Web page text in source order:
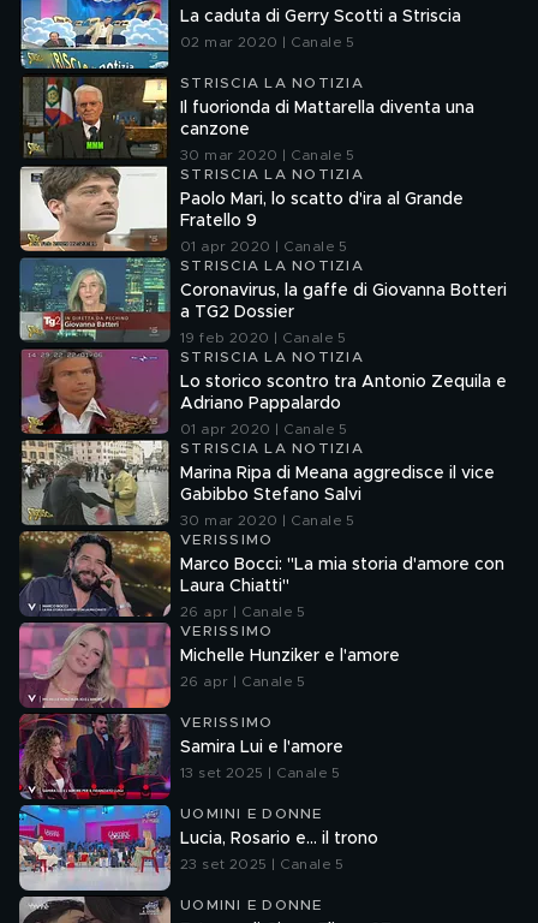
La caduta di Gerry Scotti a Striscia
02 mar 2020 | Canale 5
STRISCIA LA NOTIZIA
Il fuorionda di Mattarella diventa una
canzone
30 mar 2020 | Canale 5
STRISCIA LA NOTIZIA
Paolo Mari, lo scatto d'ira al Grande
Fratello 9
01 apr 2020 | Canale 5
STRISCIA LA NOTIZIA
Coronavirus, la gaffe di Giovanna Botteri
a TG2 Dossier
19 feb 2020 | Canale 5
STRISCIA LA NOTIZIA
Lo storico scontro tra Antonio Zequila e
Adriano Pappalardo
01 apr 2020 | Canale 5
STRISCIA LA NOTIZIA
Marina Ripa di Meana aggredisce il vice
Gabibbo Stefano Salvi
30 mar 2020 | Canale 5
VERISSIMO
Marco Bocci: "La mia storia d'amore con
Laura Chiatti"
26 apr | Canale 5
VERISSIMO
Michelle Hunziker e l'amore
26 apr | Canale 5
VERISSIMO
Samira Lui e l'amore
13 set 2025 | Canale 5
UOMINI E DONNE
Lucia, Rosario e... il trono
23 set 2025 | Canale 5
UOMINI E DONNE